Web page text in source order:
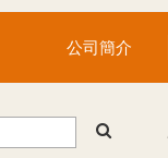
公司簡介